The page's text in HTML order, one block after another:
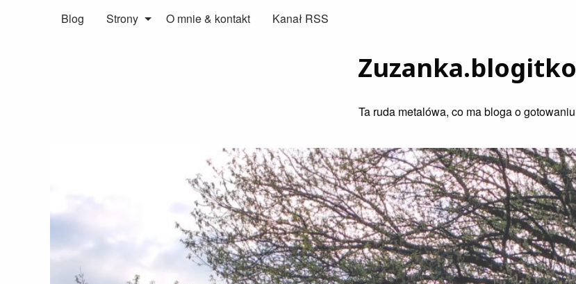
Blog Strony O mnie & kontakt Kanał RSS
Zuzanka.blogitko
Ta ruda metalówa, co ma bloga o gotowaniu